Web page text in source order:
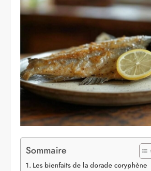
Sommaire
Les bienfaits de la dorade coryphène